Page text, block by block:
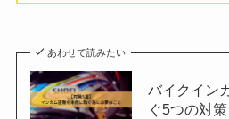
あわせて読みたい
バイクイン
ぐ5つの対策